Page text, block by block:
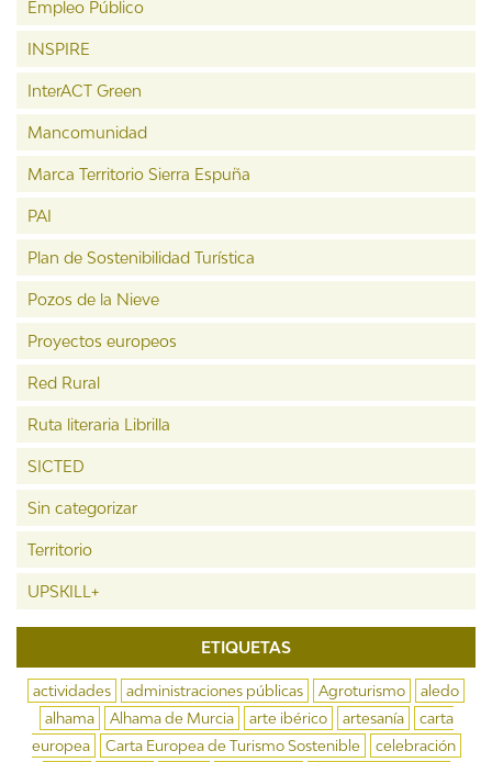
Empleo Público
INSPIRE
InterACT Green
Mancomunidad
Marca Territorio Sierra Espuña
PAI
Plan de Sostenibilidad Turística
Pozos de la Nieve
Proyectos europeos
Red Rural
Ruta literaria Librilla
SICTED
Sin categorizar
Territorio
UPSKILL+
ETIQUETAS
actividades administraciones públicas Agroturismo
aledo
alhama
Alhama de Murcia arte ibérico artesanía
carta
europea
Carta Europea de Turismo Sostenible
celebración